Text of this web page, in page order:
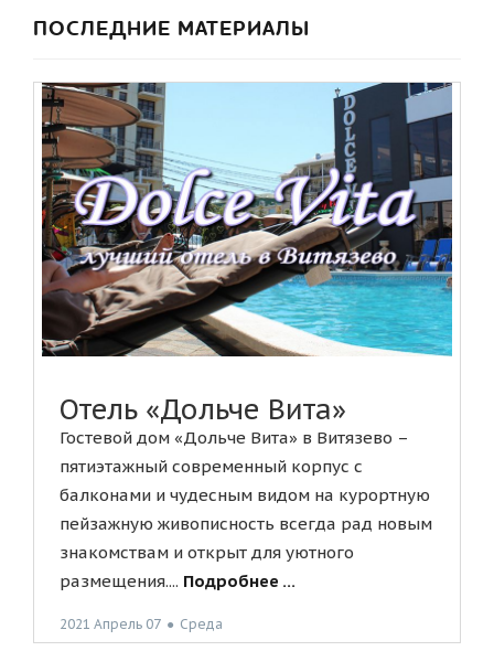
ПОСЛЕДНИЕ МАТЕРИАЛЫ
Отель «Дольче Вита»
Гостевой дом «Дольче Вита» в Витязево –
пятиэтажный современный корпус с
балконами и чудесным видом на курортную
пейзажную живописность всегда рад новым
знакомствам и открыт для уютного
размещения.... Подробнее ...
2021 Апрель 07 ● Среда